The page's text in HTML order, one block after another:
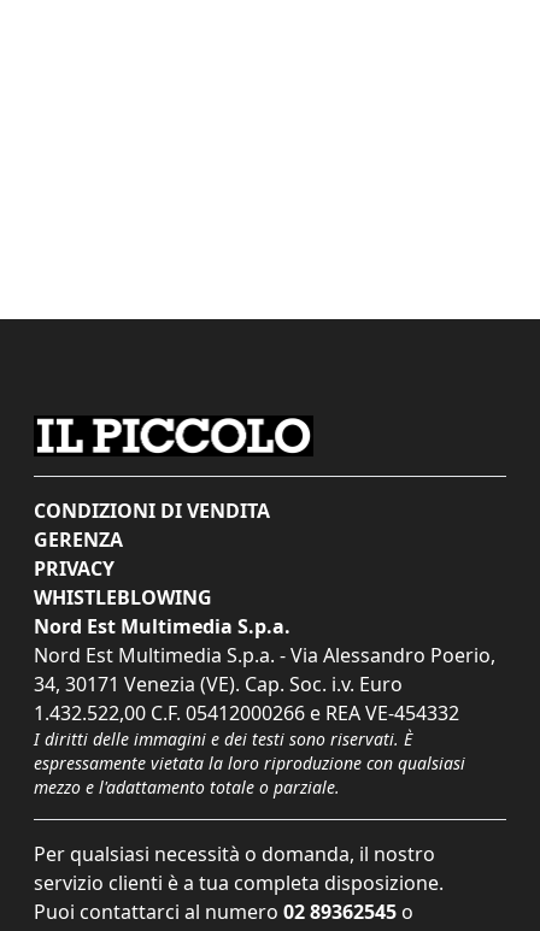
CONDIZIONI DI VENDITA
GERENZA
PRIVACY
WHISTLEBLOWING
Nord Est Multimedia S.p.a.
Nord Est Multimedia S.p.a. - Via Alessandro Poerio,
34, 30171 Venezia (VE). Cap. Soc. i.v. Euro
1.432.522,00 C.F. 05412000266 e REA VE-454332
I diritti delle immagini e dei testi sono riservati. È
espressamente vietata la loro riproduzione con qualsiasi
mezzo e l'adattamento totale o parziale.
Per qualsiasi necessità o domanda, il nostro
servizio clienti è a tua completa disposizione.
Puoi contattarci al numero 02 89362545 o